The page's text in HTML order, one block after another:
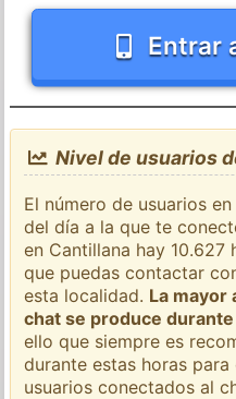
Entrar
Nivel de usuarios
El número de usuarios
del día a la que te
en Cantillana hay
que puedas contactar
esta localidad. La mayor
chat se produce
ello que siempre es
durante estas horas
usuarios conectados al